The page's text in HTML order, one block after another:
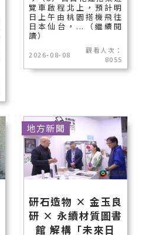
覽車啟程北上，預計明
日上午由桃園搭機飛往
日本仙台，...（繼續閱
讀）
2026-08-08
觀看人次：
8055
研石造物 × 金玉良
研 × 永續材質圖書
館 解構「未來日
地方新聞